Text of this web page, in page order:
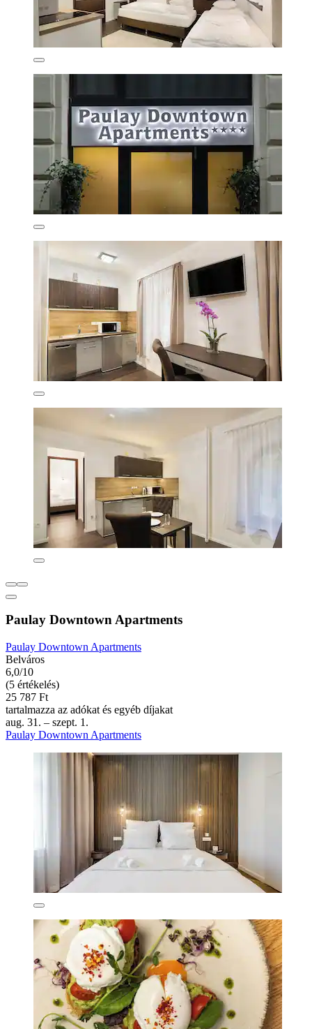
Paulay Downtown Apartments
Paulay Downtown Apartments
Belváros
6,0/10
(5 értékelés)
25 787 Ft
tartalmazza az adókat és egyéb díjakat
aug. 31. – szept. 1.
Paulay Downtown Apartments